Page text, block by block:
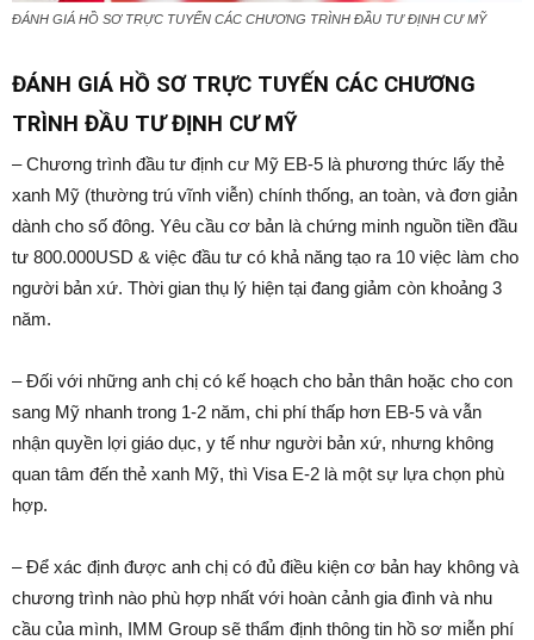
ĐÁNH GIÁ HỒ SƠ TRỰC TUYẾN CÁC CHƯƠNG TRÌNH ĐẦU TƯ ĐỊNH CƯ MỸ
ĐÁNH GIÁ HỒ SƠ TRỰC TUYẾN CÁC CHƯƠNG
TRÌNH ĐẦU TƯ ĐỊNH CƯ MỸ
– Chương trình đầu tư định cư Mỹ EB-5 là phương thức lấy thẻ
xanh Mỹ (thường trú vĩnh viễn) chính thống, an toàn, và đơn giản
dành cho số đông. Yêu cầu cơ bản là chứng minh nguồn tiền đầu
tư 800.000USD & việc đầu tư có khả năng tạo ra 10 việc làm cho
người bản xứ. Thời gian thụ lý hiện tại đang giảm còn khoảng 3
năm.
– Đối với những anh chị có kế hoạch cho bản thân hoặc cho con
sang Mỹ nhanh trong 1-2 năm, chi phí thấp hơn EB-5 và vẫn
nhận quyền lợi giáo dục, y tế như người bản xứ, nhưng không
quan tâm đến thẻ xanh Mỹ, thì Visa E-2 là một sự lựa chọn phù
hợp.
– Để xác định được anh chị có đủ điều kiện cơ bản hay không và
chương trình nào phù hợp nhất với hoàn cảnh gia đình và nhu
cầu của mình, IMM Group sẽ thẩm định thông tin hồ sơ miễn phí